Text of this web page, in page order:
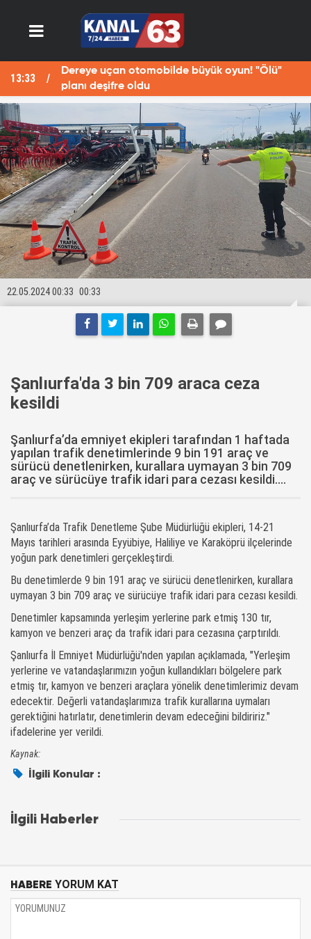
13:33
Dereye uçan otomobilde büyük oyun! "Ölü"
planı deşifre oldu
00:33
22.05.2024 00:33
Şanlıurfa'da 3 bin 709 araca ceza
kesildi
Şanlıurfa’da emniyet ekipleri tarafından 1 haftada
yapılan trafik denetimlerinde 9 bin 191 araç ve
sürücü denetlenirken, kurallara uymayan 3 bin 709
araç ve sürücüye trafik idari para cezası kesildi....
Şanlıurfa’da Trafik Denetleme Şube Müdürlüğü ekipleri, 14-21
Mayıs tarihleri arasında Eyyübiye, Haliliye ve Karaköprü ilçelerinde
yoğun park denetimleri gerçekleştirdi.
Bu denetimlerde 9 bin 191 araç ve sürücü denetlenirken, kurallara
uymayan 3 bin 709 araç ve sürücüye trafik idari para cezası kesildi.
Denetimler kapsamında yerleşim yerlerine park etmiş 130 tır,
kamyon ve benzeri araç da trafik idari para cezasına çarptırıldı.
Şanlıurfa İl Emniyet Müdürlüğü'nden yapılan açıklamada, "Yerleşim
yerlerine ve vatandaşlarımızın yoğun kullandıkları bölgelere park
etmiş tır, kamyon ve benzeri araçlara yönelik denetimlerimiz devam
edecektir. Değerli vatandaşlarımıza trafik kurallarına uymaları
gerektiğini hatırlatır, denetimlerin devam edeceğini bildiririz."
ifadelerine yer verildi.
Kaynak:
İlgili Konular :
İlgili Haberler
HABERE YORUM KAT